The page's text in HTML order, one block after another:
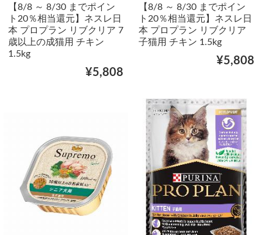
【8/8 ～ 8/30 までポイン
ト20％相当還元】ネスレ日
本 プロプラン リブクリア 7
歳以上の成猫用 チキン
1.5kg
¥5,808
【8/8 ～ 8/30 までポイン
ト20％相当還元】ネスレ日
本 プロプラン リブクリア
子猫用 チキン 1.5kg
¥5,808